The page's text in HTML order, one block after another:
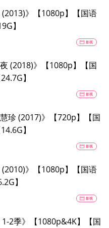
(2013)》【1080p】【国语
】
movie 影视
(2018)》【1080p】【国
】
movie 影视
珍 (2017)》【720p】【国
】
movie 影视
(2010)》【1080p】【国语
】
movie 影视
1-2季》【1080p&4K】【国